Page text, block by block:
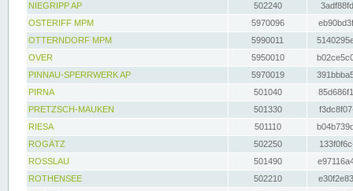
NIEGRIPP AP
502240
OSTERIFF MPM
5970096
OTTERNDORF MPM
5990011
OVER
5950010
PINNAU-SPERRWERK AP
5970019
PIRNA
501040
PRETZSCH-MAUKEN
501330
RIESA
501110
ROGÄTZ
502250
ROSSLAU
501490
ROTHENSEE
502210